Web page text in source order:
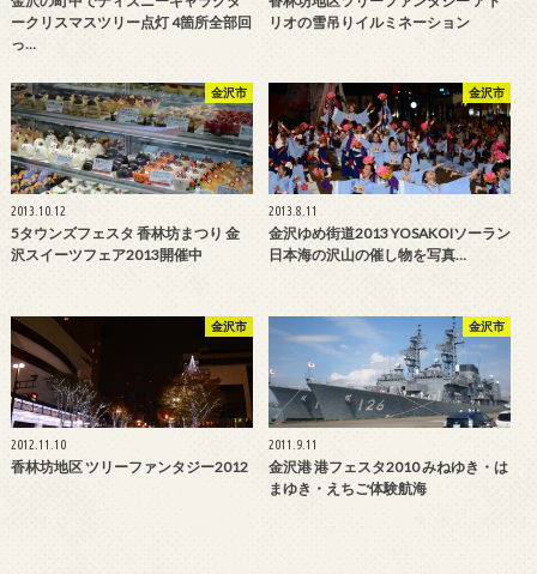
ークリスマスツリー点灯 4箇所全部回
っ…
リオの雪吊りイルミネーション
金沢市
2013.10.12
5タウンズフェスタ 香林坊まつり 金
沢スイーツフェア2013開催中
金沢市
2013.8.11
金沢ゆめ街道2013 YOSAKOIソーラン
日本海の沢山の催し物を写真…
金沢市
2012.11.10
香林坊地区 ツリーファンタジー2012
金沢市
2011.9.11
金沢港 港フェスタ2010 みねゆき・は
まゆき・えちご体験航海